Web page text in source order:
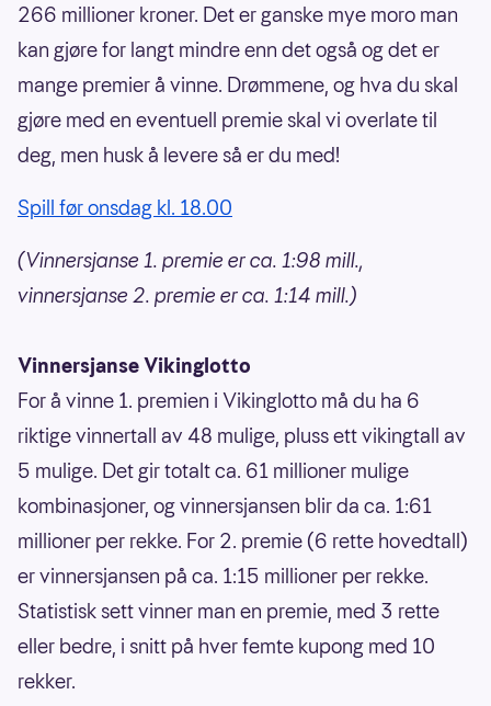
266 millioner kroner. Det er ganske mye moro man
kan gjøre for langt mindre enn det også og det er
mange premier å vinne. Drømmene, og hva du skal
gjøre med en eventuell premie skal vi overlate til
deg, men husk å levere så er du med!
Spill før onsdag kl. 18.00
(Vinnersjanse 1. premie er ca. 1:98 mill.,
vinnersjanse 2. premie er ca. 1:14 mill.)
Vinnersjanse Vikinglotto
For å vinne 1. premien i Vikinglotto må du ha 6
riktige vinnertall av 48 mulige, pluss ett vikingtall av
5 mulige. Det gir totalt ca. 61 millioner mulige
kombinasjoner, og vinnersjansen blir da ca. 1:61
millioner per rekke. For 2. premie (6 rette hovedtall)
er vinnersjansen på ca. 1:15 millioner per rekke.
Statistisk sett vinner man en premie, med 3 rette
eller bedre, i snitt på hver femte kupong med 10
rekker.